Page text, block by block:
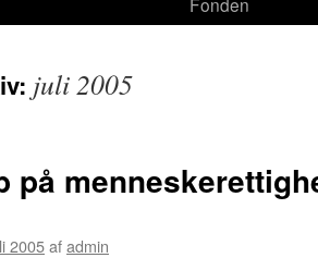
juli 2005
på
2005afadmin